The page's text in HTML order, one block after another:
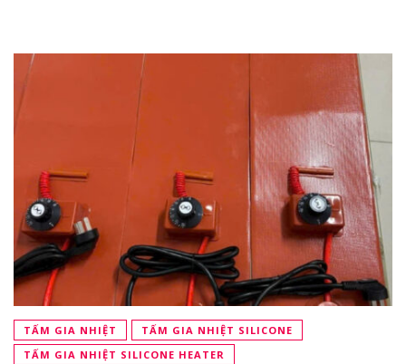
TẤM GIA NHIỆT
TẤM GIA NHIỆT SILICONE
TẤM GIA NHIỆT SILICONE HEATER